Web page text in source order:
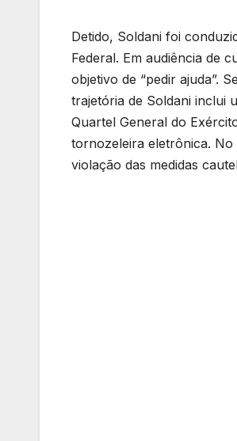
Detido, Soldani foi
Federal. Em audiência de
objetivo de “pedir ajuda”.
trajetória de Soldani inclui
Quartel General do
tornozeleira eletrônica.
violação das medidas